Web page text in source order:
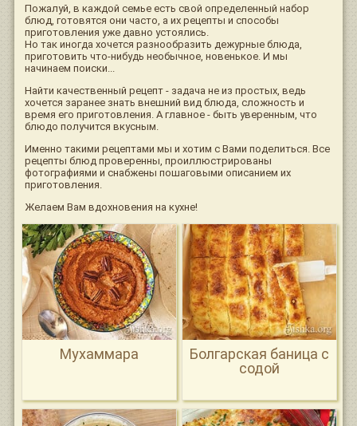
Пожалуй, в каждой семье есть свой определенный набор
блюд, готовятся они часто, а их рецепты и способы
приготовления уже давно устоялись.
Но так иногда хочется разнообразить дежурные блюда,
приготовить что-нибудь необычное, новенькое. И мы
начинаем поиски...
Найти качественный рецепт - задача не из простых, ведь
хочется заранее знать внешний вид блюда, сложность и
время его приготовления. А главное - быть уверенным, что
блюдо получится вкусным.
Именно такими рецептами мы и хотим с Вами поделиться. Все
рецепты блюд проверенны, проиллюстрированы
фотографиями и снабжены пошаговыми описанием их
приготовления.
Желаем Вам вдохновения на кухне!
Мухаммара
Болгарская баница с
содой